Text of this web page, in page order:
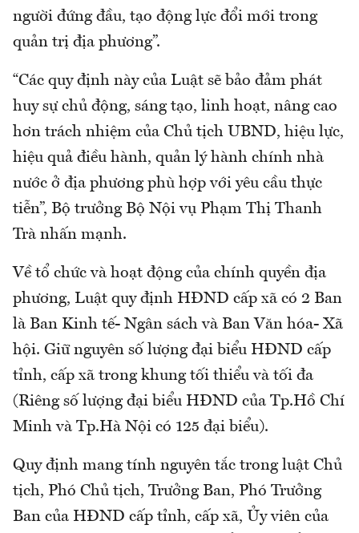
người đứng đầu, tạo động lực đổi mới trong
quản trị địa phương”.
“Các quy định này của Luật sẽ bảo đảm phát
huy sự chủ động, sáng tạo, linh hoạt, nâng cao
hơn trách nhiệm của Chủ tịch UBND, hiệu lực,
hiệu quả điều hành, quản lý hành chính nhà
nước ở địa phương phù hợp với yêu cầu thực
tiễn”, Bộ trưởng Bộ Nội vụ Phạm Thị Thanh
Trà nhấn mạnh.
Về tổ chức và hoạt động của chính quyền địa
phương, Luật quy định HĐND cấp xã có 2 Ban
là Ban Kinh tế- Ngân sách và Ban Văn hóa- Xã
hội. Giữ nguyên số lượng đại biểu HĐND cấp
tỉnh, cấp xã trong khung tối thiểu và tối đa
(Riêng số lượng đại biểu HĐND của Tp.Hồ Chí
Minh và Tp.Hà Nội có 125 đại biểu).
Quy định mang tính nguyên tắc trong luật Chủ
tịch, Phó Chủ tịch, Trưởng Ban, Phó Trưởng
Ban của HĐND cấp tỉnh, cấp xã, Ủy viên của